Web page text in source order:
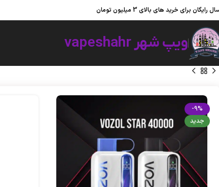
رایگان برای خرید های بالای 3 میلیون تومان
ویپ شهر vapeshahr
-9%
جدید
ویپ شهر ؛ به شهر ویپ و پاد یکبار مصرف خوش آمدید.